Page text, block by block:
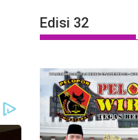
Edisi 32